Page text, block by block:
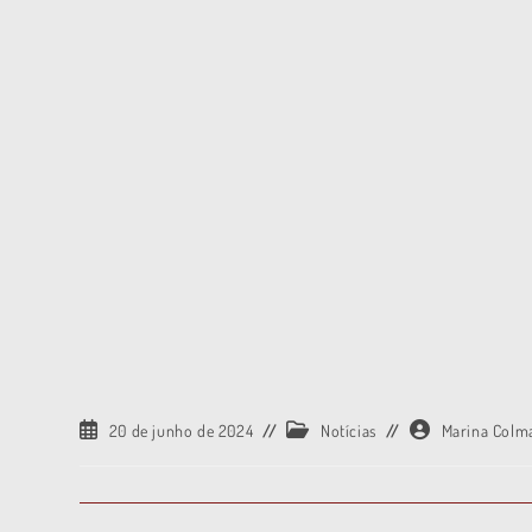
20 de junho de 2024 Notícias Marina